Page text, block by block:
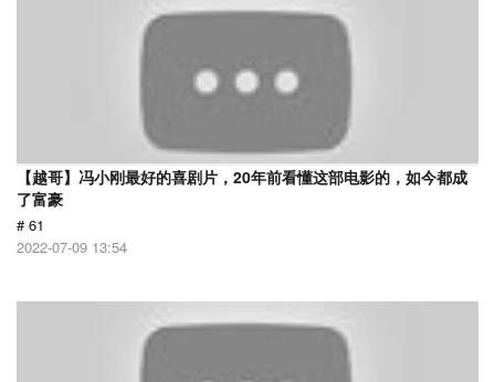
【越哥】冯小刚最好的喜剧片，20年前看懂这部电影的，如今都成
了富豪
# 61
2022-07-09 13:54